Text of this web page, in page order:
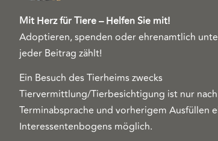
Mit Herz für Tiere – Helfen Sie mit!
Adoptieren, spenden oder ehrenamtlich
jeder Beitrag zählt!
Ein Besuch des Tierheims zwecks
Tiervermittlung/Tierbesichtigung ist nur nach
Terminabsprache und vorherigem Ausfüllen
Interessentenbogens möglich.